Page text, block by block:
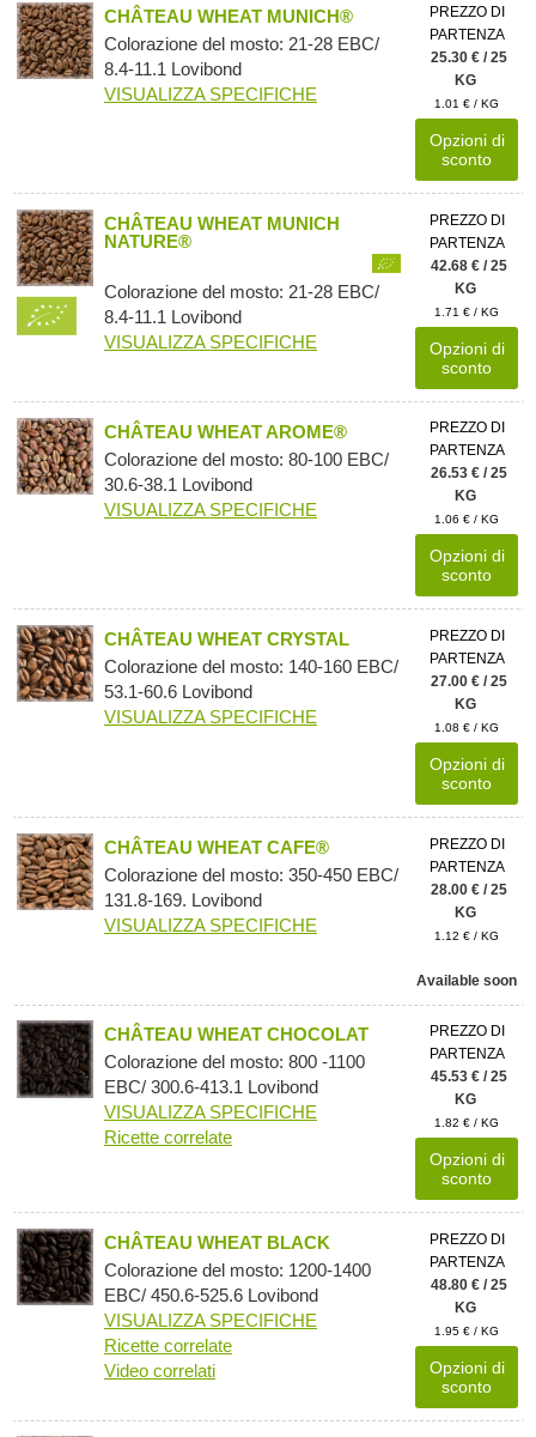
CHÂTEAU WHEAT MUNICH®
Colorazione del mosto: 21-28 EBC/
8.4-11.1 Lovibond
VISUALIZZA SPECIFICHE
PREZZO DI
PARTENZA
25.30 € / 25
KG
1.01 € / KG
Opzioni di
sconto
CHÂTEAU WHEAT MUNICH
NATURE®
Colorazione del mosto: 21-28 EBC/
8.4-11.1 Lovibond
VISUALIZZA SPECIFICHE
PREZZO DI
PARTENZA
42.68 € / 25
KG
1.71 € / KG
Opzioni di
sconto
CHÂTEAU WHEAT AROME®
Colorazione del mosto: 80-100 EBC/
30.6-38.1 Lovibond
VISUALIZZA SPECIFICHE
PREZZO DI
PARTENZA
26.53 € / 25
KG
1.06 € / KG
Opzioni di
sconto
CHÂTEAU WHEAT CRYSTAL
Colorazione del mosto: 140-160 EBC/
53.1-60.6 Lovibond
VISUALIZZA SPECIFICHE
PREZZO DI
PARTENZA
27.00 € / 25
KG
1.08 € / KG
Opzioni di
sconto
CHÂTEAU WHEAT CAFE®
Colorazione del mosto: 350-450 EBC/
131.8-169. Lovibond
VISUALIZZA SPECIFICHE
PREZZO DI
PARTENZA
28.00 € / 25
KG
1.12 € / KG
Available soon
CHÂTEAU WHEAT CHOCOLAT
Colorazione del mosto: 800 -1100
EBC/ 300.6-413.1 Lovibond
VISUALIZZA SPECIFICHE
Ricette correlate
PREZZO DI
PARTENZA
45.53 € / 25
KG
1.82 € / KG
Opzioni di
sconto
CHÂTEAU WHEAT BLACK
Colorazione del mosto: 1200-1400
EBC/ 450.6-525.6 Lovibond
VISUALIZZA SPECIFICHE
Ricette correlate
Video correlati
PREZZO DI
PARTENZA
48.80 € / 25
KG
1.95 € / KG
Opzioni di
sconto